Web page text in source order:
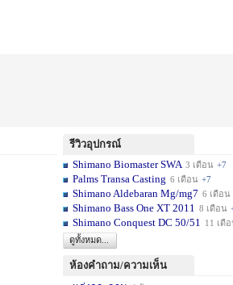
รีวิวอุปกรณ์
Shimano Biomaster SWA 3 เดือน +7
Palms Transa Casting 6 เดือน +7
Shimano Aldebaran Mg/mg7 6 เดือน
Shimano Bass One XT 2011 8 เดือน
Shimano Conquest DC 50/51 11 เดื
ดูทั้งหมด...
ห้องคำถาม/ความเห็น